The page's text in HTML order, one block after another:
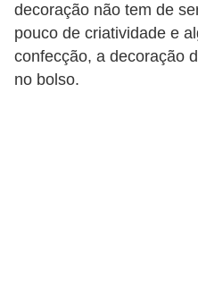
decoração não tem de
pouco de criatividade e
confecção, a decoração
no bolso.
a
B
a